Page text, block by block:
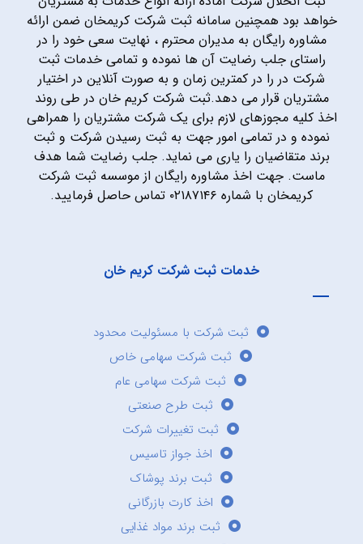
خواهد بود همچنین سامانه ثبت شرکت کریمخان ضمن ارائه
مشاوره رایگان به مدیران محترم ، نهایت سعی خود را در
راستای جلب رضایت آن ها نموده و تمامی خدمات ثبت
شرکت در را در کمترین زمان و به صورت آنلاین در اختیار
مشتریان قرار می دهد.ثبت شرکت کریم خان در طی روند
اخذ کلیه مجوزهای لازم برای یک شرکت مشتریان را همراهی
نموده و در تمامی امور جهت به ثبت رسیدن شرکت و ثبت
برند متقاضیان را یاری می نماید. جلب رضایت شما هدف
ماست. جهت اخذ مشاوره رایگان از موسسه ثبت شرکت
کریمخان با شماره ۰۲۱۸۷۱۴۶ تماس حاصل فرمایید.
خدمات ثبت شرکت کریم خان
ثبت شرکت با مسئولیت محدود
ثبت شرکت سهامی خاص
ثبت شرکت سهامی عام
ثبت طرح صنعتی
ثبت تغییرات شرکت
اخذ جواز تاسیس
ثبت برند پوشاک
اخذ کارت بازرگانی
ثبت برند مواد غذایی